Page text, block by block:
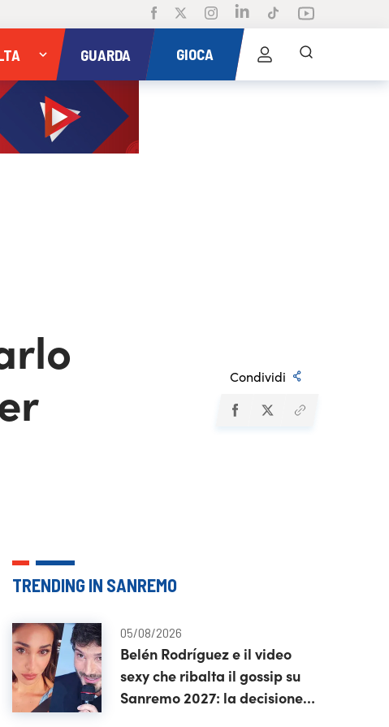
GUARDA GIOCA
Condividi
TRENDING IN SANREMO
05/08/2026
Belén Rodríguez e il video
sexy che ribalta il gossip su
Sanremo 2027: la decisione